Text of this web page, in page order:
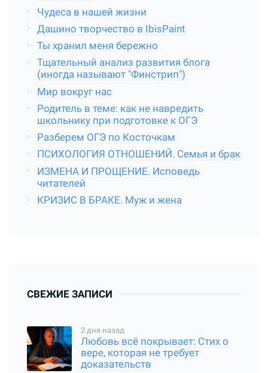
Чудеса в нашей жизни
Дашино творчество в IbisPaint
Ты хранил меня бережно
Тщательный анализ развития блога
(иногда называют "Финстрип")
Мир вокруг нас
Родитель в теме: как не навредить
школьнику при подготовке к ОГЭ
Разберем ОГЭ по Косточкам
ПСИХОЛОГИЯ ОТНОШЕНИЙ. Семья и брак
ИЗМЕНА И ПРОЩЕНИЕ. Исповедь
читателей
КРИЗИС В БРАКЕ. Муж и жена
СВЕЖИЕ ЗАПИСИ
2 дня назад
Любовь всё покрывает: Стих о
вере, которая не требует
доказательств